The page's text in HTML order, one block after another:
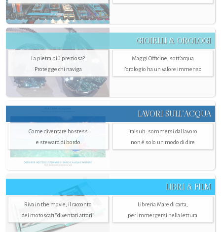
GIOIELLI & OROLOGI
La pietra più preziosa?
Protegge chi naviga
Maggi Officine, sott’acqua
l'orologio ha un valore immenso
LAVORI SULL’ACQUA
Come diventare hostess
e steward di bordo
Italsub: sommersi dal lavoro
non è solo un modo di dire
LIBRI & FILM
Riva in the movie, il racconto
dei motoscafi “diventati attori”
Libreria Mare di carta,
per immergersi nella lettura